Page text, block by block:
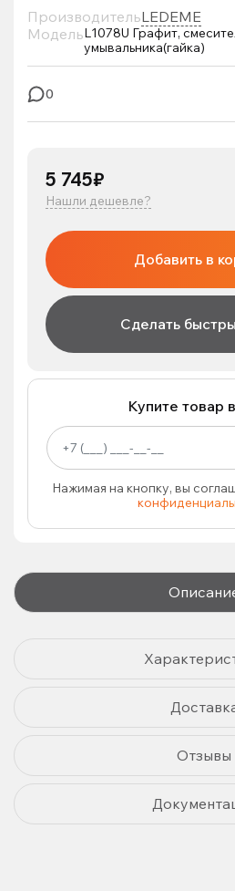
ПроизводительLEDEME
МодельL1078U Графит,
умывальника(гайка)
0
5 745₽
Нашли дешевле?
Добавить в
Сделать
Купите товар
Нажимая на кнопку, вы
Отзывы